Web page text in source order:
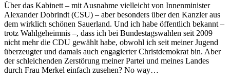
Über das Kabinett – mit Ausnahme vielleicht von Innenminister
Alexander Dobrindt (CSU) – aber besonders über den Kanzler aus
dem wirklich schönen Sauerland. Und ich habe öffentlich bekannt –
trotz Wahlgeheimnis –, dass ich bei Bundestagswahlen seit 2009
nicht mehr die CDU gewählt habe, obwohl ich seit meiner Jugend
überzeugter und damals auch engagierter Christdemokrat bin. Aber
der schleichenden Zerstörung meiner Partei und meines Landes
durch Frau Merkel einfach zusehen? No way…